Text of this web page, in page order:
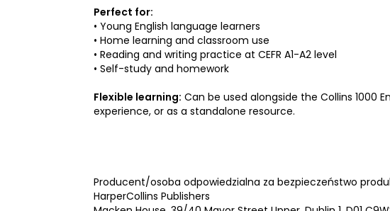
Perfect for:
• Young English language learners
• Home learning and classroom use
• Reading and writing practice at CEFR A1-A2 level
• Self-study and homework
Flexible learning: Can be used alongside the Collins 1000
experience, or as a standalone resource.
Producent/osoba odpowiedzialna za bezpieczeństwo
HarperCollins Publishers